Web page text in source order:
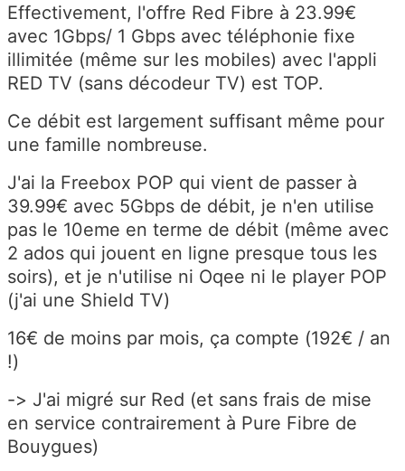
Effectivement, l'offre Red Fibre à 23.99€
avec 1Gbps/ 1 Gbps avec téléphonie fixe
illimitée (même sur les mobiles) avec l'appli
RED TV (sans décodeur TV) est TOP.
Ce débit est largement suffisant même pour
une famille nombreuse.
J'ai la Freebox POP qui vient de passer à
39.99€ avec 5Gbps de débit, je n'en utilise
pas le 10eme en terme de débit (même avec
2 ados qui jouent en ligne presque tous les
soirs), et je n'utilise ni Oqee ni le player POP
(j'ai une Shield TV)
16€ de moins par mois, ça compte (192€ / an
!)
-> J'ai migré sur Red (et sans frais de mise
en service contrairement à Pure Fibre de
Bouygues)